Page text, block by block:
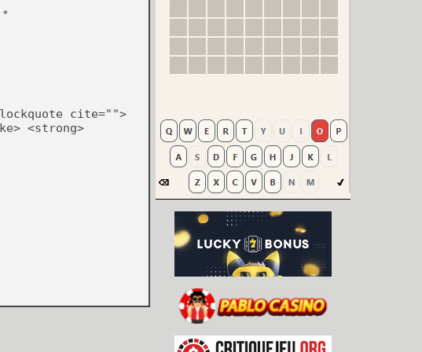
*
cite="">
<strong>